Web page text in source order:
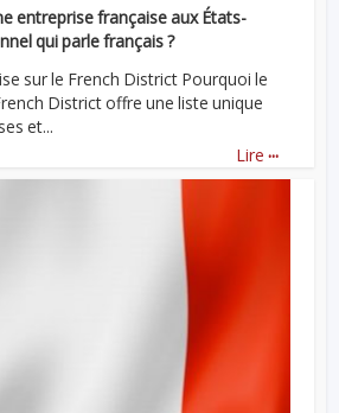
entreprise française aux États-
qui parle français ?
sur le French District Pourquoi le
District offre une liste unique
et...
Lire ...